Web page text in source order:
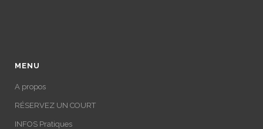
MENU
A propos
RÉSERVEZ UN COURT
INFOS Pratiques